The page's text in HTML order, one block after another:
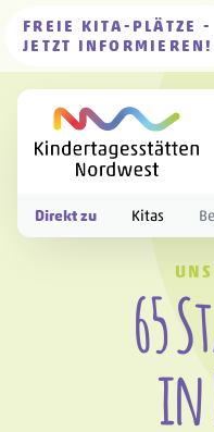
FREIE KITA-PLÄTZE -
JETZT INFORMIEREN!
Direkt zu Kitas
-
65
in